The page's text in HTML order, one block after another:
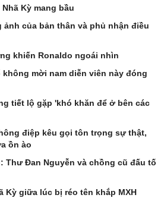
Kỳ mang bầu
ảnh của bản thân và phủ nhận điều
khiến Ronaldo ngoái nhìn
không mời nam diễn viên này đóng
tiết lộ gặp 'khó khăn để ở bên các
điệp kêu gọi tôn trọng sự thật,
ồn ào
Thư Đan Nguyễn và chồng cũ đấu tố
Kỳ giữa lúc bị réo tên khắp MXH